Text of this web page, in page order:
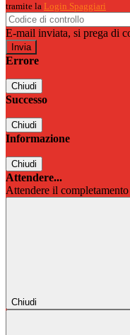
tramite la Login Spaggiari
E-mail inviata, si prega di
Errore
Chiudi
Successo
Chiudi
Informazione
Chiudi
Attendere...
Attendere il
Chiudi